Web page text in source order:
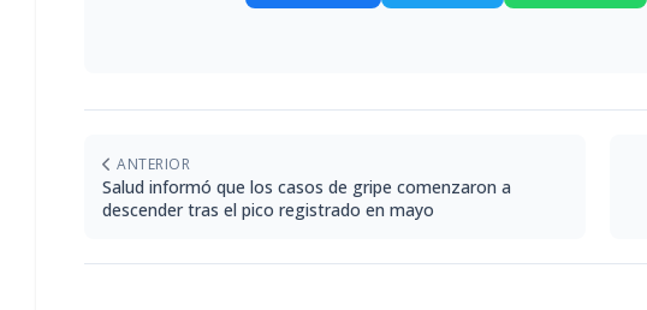
ANTERIOR
Salud informó que los casos de gripe comenzaron a
descender tras el pico registrado en mayo